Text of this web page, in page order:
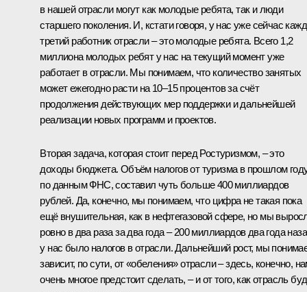
в нашей отрасли могут как молодые ребята, так и люди
старшего поколения. И, кстати говоря, у нас уже сейчас
третий работник отрасли – это молодые ребята. Всего 1,2
миллиона молодых ребят у нас на текущий момент уже
работает в отрасли. Мы понимаем, что количество занятых
может ежегодно расти на 10–15 процентов за счёт
продолжения действующих мер поддержки и дальнейшей
реализации новых программ и проектов.
Вторая задача, которая стоит перед Ростуризмом, – это
доходы бюджета. Объём налогов от туризма в прошлом
по данным ФНС, составил чуть больше 400 миллиардов
рублей. Да, конечно, мы понимаем, что цифра не такая пока
ещё внушительная, как в нефтегазовой сфере, но мы
ровно в два раза за два года – 200 миллиардов два года
у нас было налогов в отрасли. Дальнейший рост, мы
зависит, по сути, от «обеления» отрасли – здесь, конечно,
очень многое предстоит сделать, – и от того, как отрасль